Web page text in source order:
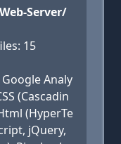
Server/
15
Analy
(Cascadin
(HyperTe
jQuery,